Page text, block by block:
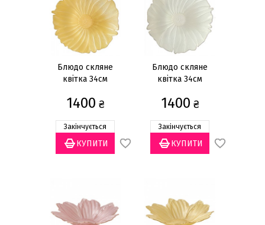
Блюдо скляне
квітка 34см
1400 ₴
Закінчується
Блюдо скляне
квітка 34см
1400 ₴
Закінчується